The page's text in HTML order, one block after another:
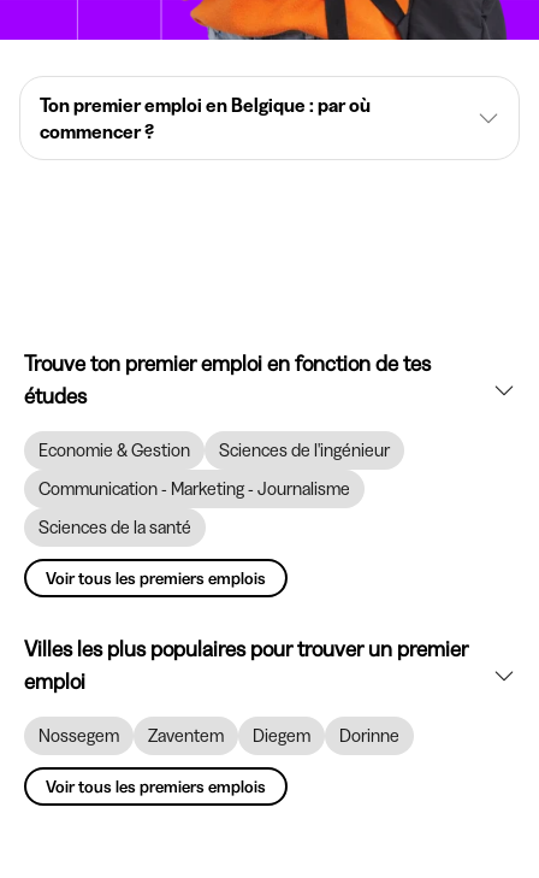
Ton premier emploi en Belgique : par où
commencer ?
Trouve ton premier emploi en fonction de tes
études
Economie & Gestion
Sciences de l'ingénieur
Communication - Marketing - Journalisme
Sciences de la santé
Voir tous les premiers emplois
Villes les plus populaires pour trouver un premier
emploi
Nossegem Zaventem Diegem Dorinne
Voir tous les premiers emplois